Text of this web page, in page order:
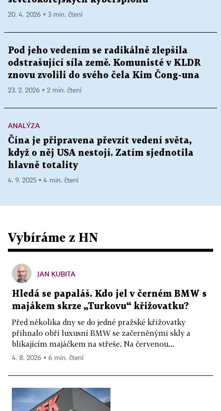
20. 4. 2026 ▪ 3 min. čtení
Pod jeho vedením se radikálně zlepšila
odstrašující síla země. Komunisté v KLDR
znovu zvolili do svého čela Kim Čong-una
23. 2. 2026 ▪ 2 min. čtení
ANALÝZA
Čína je připravena převzít vedení světa,
když o něj USA nestojí. Zatím sjednotila
hlavně totality
4. 9. 2025 ▪ 4 min. čtení
Vybíráme z HN
JAN KUBITA
Hledá se papaláš. Kdo jel v černém BMW s
majákem skrze „Turkovu“ křižovatku?
Před několika dny se do jedné pražské křižovatky
přihnalo obří luxusní BMW se začerněnými skly a
blikajícím majáčkem na střeše. Na červenou...
4. 8. 2026 ▪ 6 min. čtení